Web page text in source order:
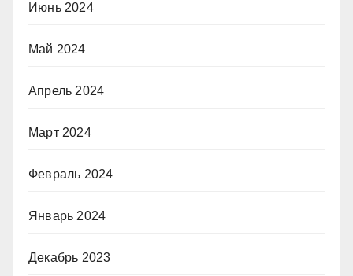
Июнь 2024
Май 2024
Апрель 2024
Март 2024
Февраль 2024
Январь 2024
Декабрь 2023